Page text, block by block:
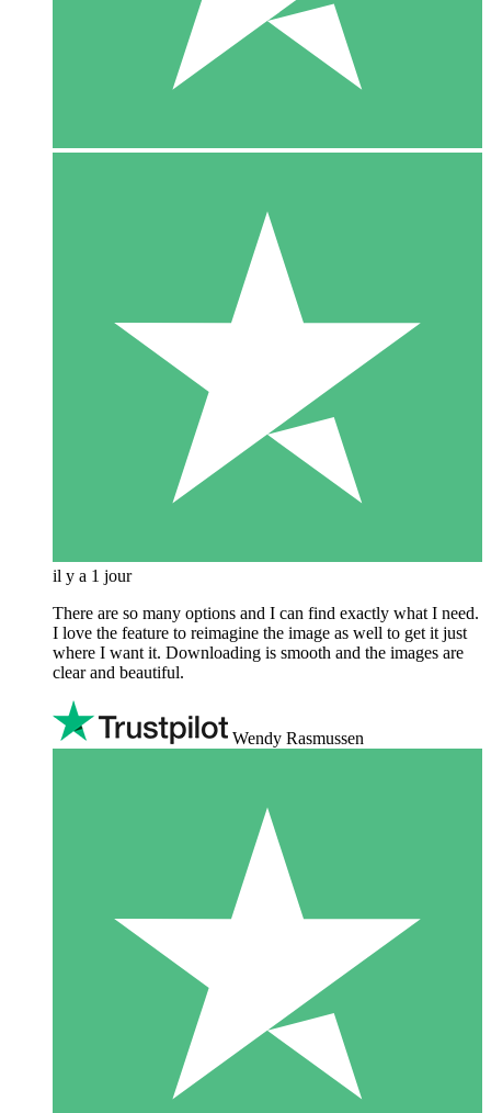
il y a 1 jour
There are so many options and I can find exactly what I need.
I love the feature to reimagine the image as well to get it just
where I want it. Downloading is smooth and the images are
clear and beautiful.
Wendy Rasmussen